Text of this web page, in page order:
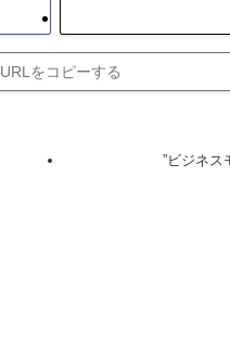
URLをコピーする
”ビジネス